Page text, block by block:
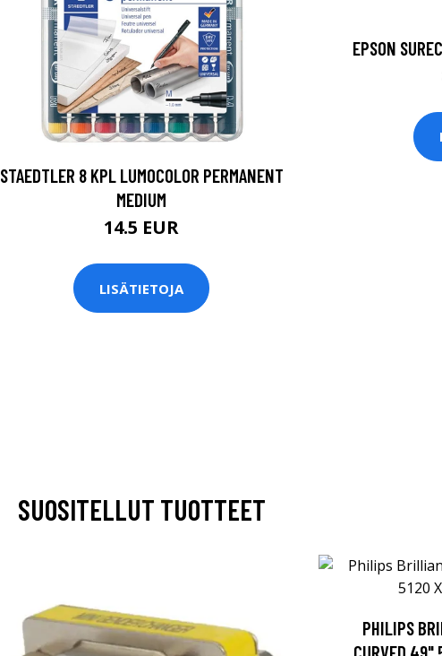
STAEDTLER 8 KPL LUMOCOLOR PERMANENT
MEDIUM
14.5 EUR
LISÄTIETOJA
EPSON
SUOSITELLUT TUOTTEET
PHILIPS